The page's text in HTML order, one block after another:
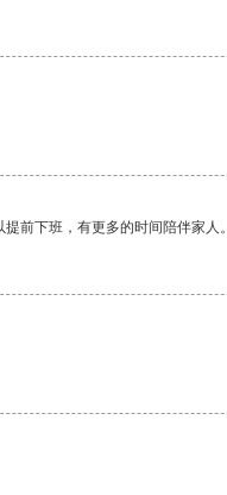
前下班，有更多的时间陪伴家人。